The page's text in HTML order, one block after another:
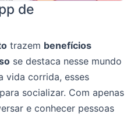
de
trazem benefícios
se destaca nesse mundo
vida corrida, esses
socializar. Com apenas
e conhecer pessoas